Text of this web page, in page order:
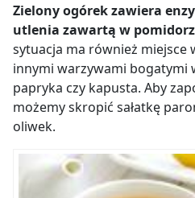
Zielony ogórek zawiera
utlenia zawartą w
sytuacja ma również miejsce
innymi warzywami bogatymi
papryka czy kapusta. Aby
możemy skropić sałatkę
oliwek.